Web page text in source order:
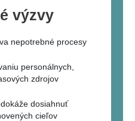
výzvy
nepotrebné procesy
personálnych,
zdrojov
dosiahnuť
cieľov